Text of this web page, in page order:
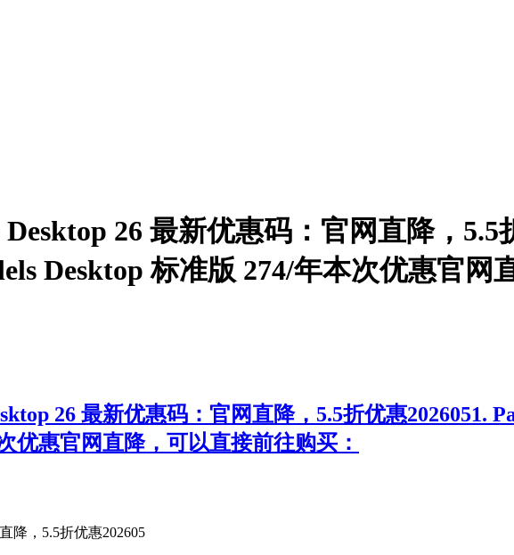
26 最新优惠码：官网直降，5.5
Desktop 标准版 274/年本次优惠官网
26 最新优惠码：官网直降，5.5折优惠2026051.
优惠官网直降，可以直接前往购买：
降，5.5折优惠202605